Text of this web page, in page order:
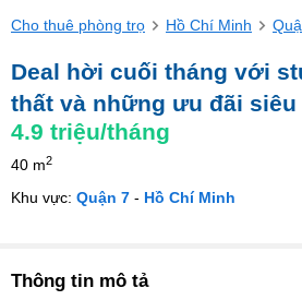
Cho thuê phòng trọ Hồ Chí Minh
Deal hời cuối tháng với
thất và những ưu đãi siêu
4.9 triệu/tháng
40 m2
Khu vực: Quận 7 - Hồ Chí Minh
Thông tin mô tả